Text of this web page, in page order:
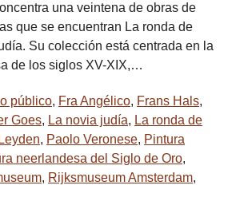
una veintena de obras de
que se encuentran La ronda de
Su colección está centrada en la
de los siglos XV-XIX,…
público, Fra Angélico, Frans Hals,
Goes, La novia judía, La ronda de
, Paolo Veronese, Pintura
neerlandesa del Siglo de Oro,
, Rijksmuseum Amsterdam,